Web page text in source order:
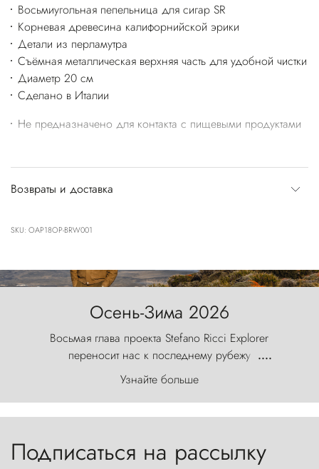
Восьмиугольная пепельница для сигар SR
Корневая древесина калифорнийской эрики
Детали из перламутра
Съёмная металлическая верхняя часть для удобной чистки
Диаметр 20 см
Сделано в Италии
Не предназначено для контакта с пищевыми продуктами
Возвраты и доставка
SKU: OAP18OP-BRW001
Осень-Зима 2026
Восьмая глава проекта Stefano Ricci Explorer
переносит нас к последнему рубежу
первозданного мира, где ветер с
первобытной яростью ваяет ландшафт, а пики
Торрес-дель-Пайне, словно каменные стражи,
....
Узнайте больше
Подписаться на рассылку